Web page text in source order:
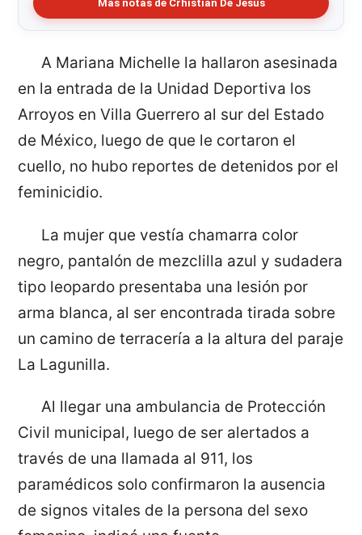
Más notas de Crhistian De Jesús
A Mariana Michelle la hallaron asesinada
en la entrada de la Unidad Deportiva los
Arroyos en Villa Guerrero al sur del Estado
de México, luego de que le cortaron el
cuello, no hubo reportes de detenidos por el
feminicidio.
La mujer que vestía chamarra color
negro, pantalón de mezclilla azul y sudadera
tipo leopardo presentaba una lesión por
arma blanca, al ser encontrada tirada sobre
un camino de terracería a la altura del paraje
La Lagunilla.
Al llegar una ambulancia de Protección
Civil municipal, luego de ser alertados a
través de una llamada al 911, los
paramédicos solo confirmaron la ausencia
de signos vitales de la persona del sexo